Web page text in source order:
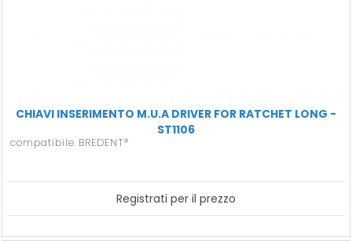
CHIAVI INSERIMENTO M.U.A DRIVER FOR RATCHET LONG -
ST1106
compatibile BREDENT®
Registrati per il prezzo